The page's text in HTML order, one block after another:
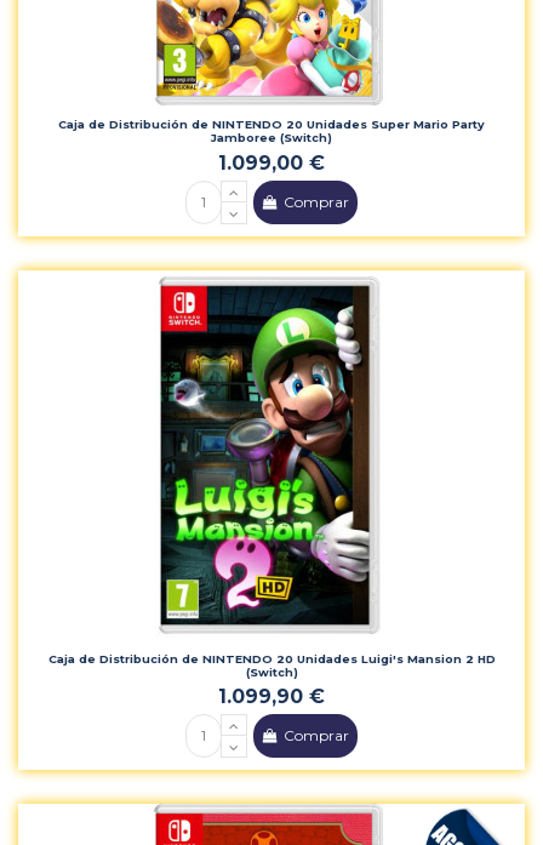
Caja de Distribución de NINTENDO 20 Unidades Super Mario Party
Jamboree (Switch)
1.099,00 €
Comprar
Caja de Distribución de NINTENDO 20 Unidades Luigi's Mansion 2 HD
(Switch)
1.099,90 €
Comprar